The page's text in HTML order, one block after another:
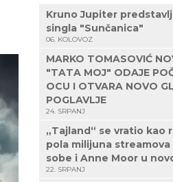
Kruno Jupiter
singla "Sunčanica"
06. KOLOVOZ
MARKO TOMASOVIĆ
"TATA MOJ" ODAJE
OCU I OTVARA NOVO
POGLAVLJE
24. SRPANJ
„Tajland“ se vratio kao
pola milijuna streamova
sobe i Anne Moor u
22. SRPANJ